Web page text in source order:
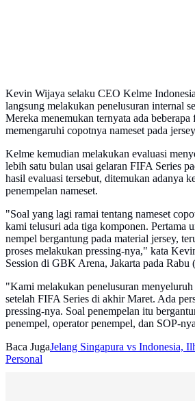
Kevin Wijaya selaku CEO Kelme
langsung melakukan penelusuran internal
Mereka menemukan ternyata ada beberapa
memengaruhi copotnya nameset pada
Kelme kemudian melakukan evaluasi
lebih satu bulan usai gelaran FIFA Series
hasil evaluasi tersebut, ditemukan adanya
penempelan nameset.
"Soal yang lagi ramai tentang nameset
kami telusuri ada tiga komponen. Pertama
nempel bergantung pada material jersey,
proses melakukan pressing-nya," kata
Session di GBK Arena, Jakarta pada Rabu
"Kami melakukan penelusuran menyeluruh
setelah FIFA Series di akhir Maret. Ada
pressing-nya. Soal penempelan itu
penempel, operator penempel, dan SOP-
Baca JugaJelang Singapura vs Indonesia,
Personal